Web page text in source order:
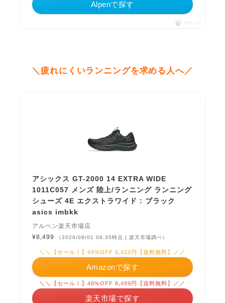
Alpenで探す
ポチップ
＼疲れにくいランニングを求める人へ／
アシックス GT-2000 14 EXTRA WIDE
1011C057 メンズ 陸上/ランニング ランニング
シューズ 4E エクストラワイド : ブラック
asics imbkk
アルペン楽天市場店
¥8,499
（2026/08/01 08:35時点 | 楽天市場調べ）
＼＼【セール！】49%OFF 8,422円【送料無料】／／
Amazonで探す
＼＼【セール！】48%OFF 8,499円【送料無料】／／
楽天市場で探す